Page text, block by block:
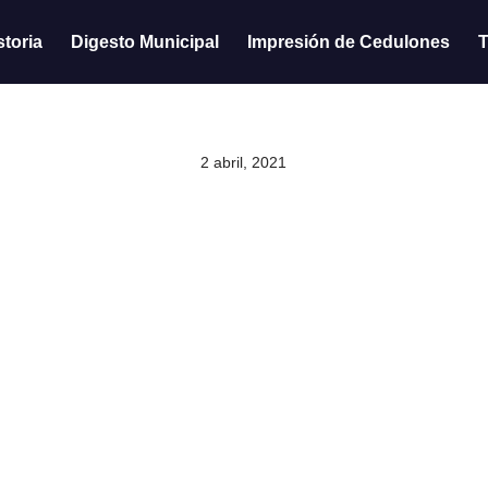
Digesto Municipal Impresión de Cedulones
2 abril, 2021